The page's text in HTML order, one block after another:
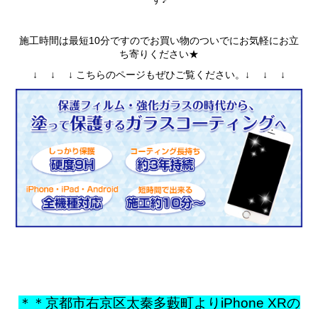
施工時間は最短10分ですのでお買い物のついでにお気軽にお立
ち寄りください★
↓ ↓ ↓ こちらのページもぜひご覧ください。↓ ↓ ↓
＊＊京都市右京区太秦多藪町よりiPhone XRの